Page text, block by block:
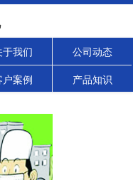
于我们 公司动态
户案例 产品知识